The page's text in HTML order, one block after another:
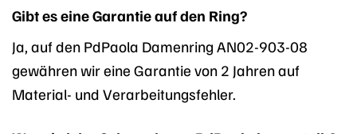
Gibt es eine Garantie auf den Ring?
Ja, auf den PdPaola Damenring AN02-903-08
gewähren wir eine Garantie von 2 Jahren auf
Material- und Verarbeitungsfehler.